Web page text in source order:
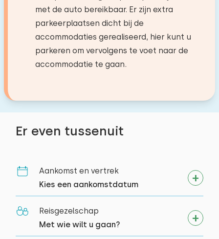
Er even tussenuit
Aankomst en vertrek
Kies een aankomstdatum
Reisgezelschap
Met wie wilt u gaan?
met de auto bereikbaar. Er zijn extra
parkeerplaatsen dicht bij de
accommodaties gerealiseerd, hier kunt u
parkeren om vervolgens te voet naar de
accommodatie te gaan.
Terras
Tuinmeubilair
Begane grond
Slaapplaatsen: 2
Dekbed(den): Eenpersoons
Toiletten:1
Treinstation
Bushalte
Activiteiten in de
omgeving
Wandelen
Tennissen
Mirella M.
De faciliteiten voor de kids terwijl de ouders
even een drankje kunnen doen.
Alle reviews